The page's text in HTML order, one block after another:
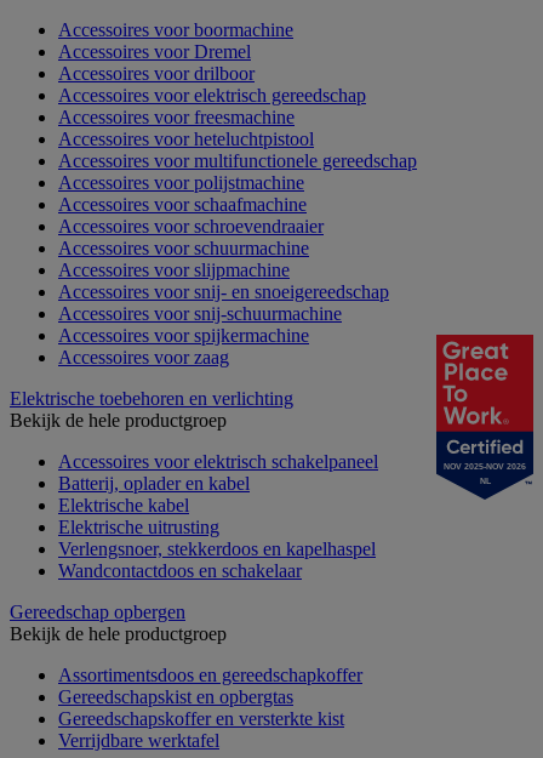
Accessoires voor boormachine
Accessoires voor Dremel
Accessoires voor drilboor
Accessoires voor elektrisch gereedschap
Accessoires voor freesmachine
Accessoires voor heteluchtpistool
Accessoires voor multifunctionele gereedschap
Accessoires voor polijstmachine
Accessoires voor schaafmachine
Accessoires voor schroevendraaier
Accessoires voor schuurmachine
Accessoires voor slijpmachine
Accessoires voor snij- en snoeigereedschap
Accessoires voor snij-schuurmachine
Accessoires voor spijkermachine
Accessoires voor zaag
Elektrische toebehoren en verlichting
Bekijk de hele productgroep
Accessoires voor elektrisch schakelpaneel
Batterij, oplader en kabel
Elektrische kabel
Elektrische uitrusting
Verlengsnoer, stekkerdoos en kapelhaspel
Wandcontactdoos en schakelaar
Gereedschap opbergen
Bekijk de hele productgroep
Assortimentsdoos en gereedschapkoffer
Gereedschapskist en opbergtas
Gereedschapskoffer en versterkte kist
Verrijdbare werktafel
NOV 2025-NOV 2026
NL